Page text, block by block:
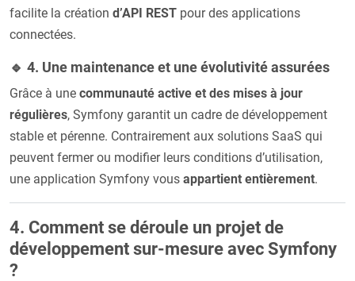
facilite la création d’API REST pour des applications
connectées.
🔹 4. Une maintenance et une évolutivité assurées
Grâce à une communauté active et des mises à jour
régulières, Symfony garantit un cadre de développement
stable et pérenne. Contrairement aux solutions SaaS qui
peuvent fermer ou modifier leurs conditions d’utilisation,
une application Symfony vous appartient entièrement.
4. Comment se déroule un projet de
développement sur-mesure avec Symfony
?